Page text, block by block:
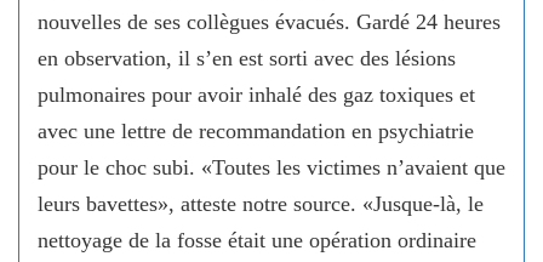
nouvelles de ses collègues évacués. Gardé 24 heures
en observation, il s’en est sorti avec des lésions
pulmonaires pour avoir inhalé des gaz toxiques et
avec une lettre de recommandation en psychiatrie
pour le choc subi. «Toutes les victimes n’avaient que
leurs bavettes», atteste notre source. «Jusque-là, le
nettoyage de la fosse était une opération ordinaire